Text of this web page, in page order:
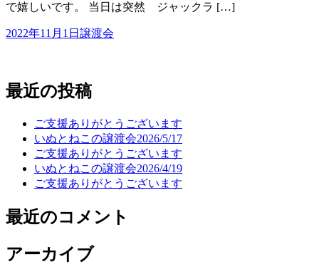
で嬉しいです。 当日は突然 ジャックラ […]
2022年11月1日 譲渡会
最近の投稿
ご支援ありがとうございます
いぬとねこの譲渡会2026/5/17
ご支援ありがとうございます
いぬとねこの譲渡会2026/4/19
ご支援ありがとうございます
最近のコメント
アーカイブ